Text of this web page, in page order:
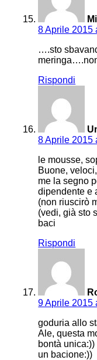
8 Aprile 2015
….sto
Rispondi
8 Aprile 2015
le mousse,
Buone,
me la segno
dipendente e
(non riuscirò
(vedi, già sto
baci
Rispondi
9 Aprile 2015
goduria allo
Ale, questa
bontà unica:))
un bacione:))